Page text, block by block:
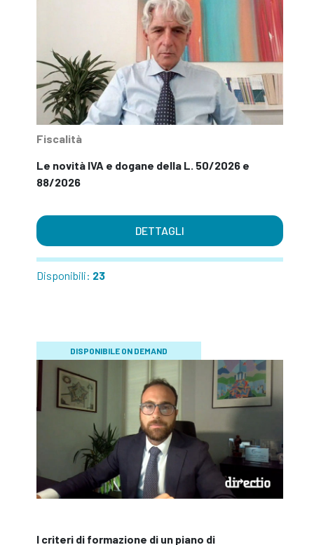
Fiscalità
Le novità IVA e dogane della L. 50/2026 e
88/2026
DETTAGLI
Disponibili: 23
DISPONIBILE ON DEMAND
I criteri di formazione di un piano di